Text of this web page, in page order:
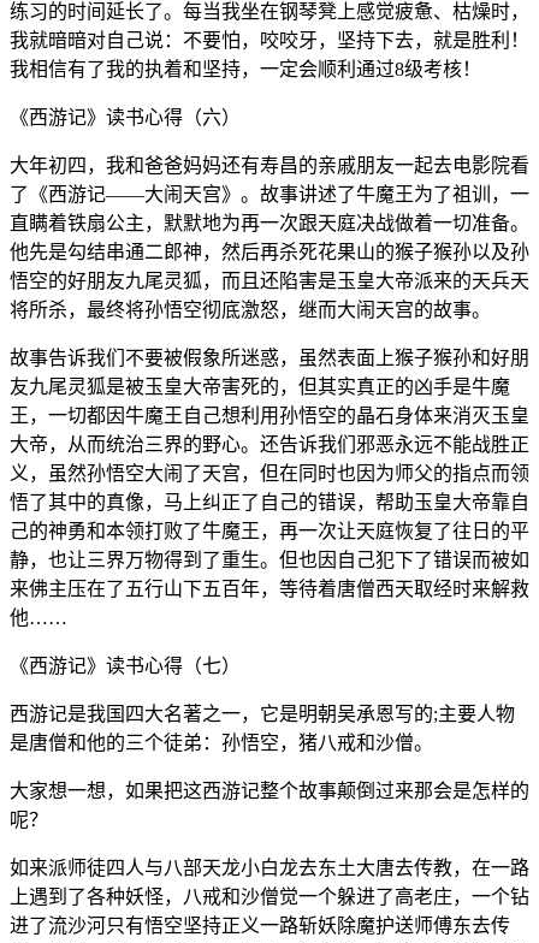
练习的时间延长了。每当我坐在钢琴凳上感觉疲惫、枯燥时，
我就暗暗对自己说：不要怕，咬咬牙，坚持下去，就是胜利！
我相信有了我的执着和坚持，一定会顺利通过8级考核！
《西游记》读书心得（六）
大年初四，我和爸爸妈妈还有寿昌的亲戚朋友一起去电影院看
了《西游记——大闹天宫》。故事讲述了牛魔王为了祖训，一
直瞒着铁扇公主，默默地为再一次跟天庭决战做着一切准备。
他先是勾结串通二郎神，然后再杀死花果山的猴子猴孙以及孙
悟空的好朋友九尾灵狐，而且还陷害是玉皇大帝派来的天兵天
将所杀，最终将孙悟空彻底激怒，继而大闹天宫的故事。
故事告诉我们不要被假象所迷惑，虽然表面上猴子猴孙和好朋
友九尾灵狐是被玉皇大帝害死的，但其实真正的凶手是牛魔
王，一切都因牛魔王自己想利用孙悟空的晶石身体来消灭玉皇
大帝，从而统治三界的野心。还告诉我们邪恶永远不能战胜正
义，虽然孙悟空大闹了天宫，但在同时也因为师父的指点而领
悟了其中的真像，马上纠正了自己的错误，帮助玉皇大帝靠自
己的神勇和本领打败了牛魔王，再一次让天庭恢复了往日的平
静，也让三界万物得到了重生。但也因自己犯下了错误而被如
来佛主压在了五行山下五百年，等待着唐僧西天取经时来解救
他……
《西游记》读书心得（七）
西游记是我国四大名著之一，它是明朝吴承恩写的;主要人物
是唐僧和他的三个徒弟：孙悟空，猪八戒和沙僧。
大家想一想，如果把这西游记整个故事颠倒过来那会是怎样的
呢？
如来派师徒四人与八部天龙小白龙去东土大唐去传教，在一路
上遇到了各种妖怪，八戒和沙僧觉一个躲进了高老庄，一个钻
进了流沙河只有悟空坚持正义一路斩妖除魔护送师傅东去传